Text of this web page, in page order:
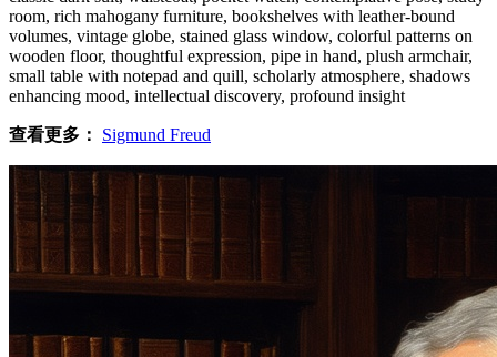
room, rich mahogany furniture, bookshelves with leather-bound
volumes, vintage globe, stained glass window, colorful patterns on
wooden floor, thoughtful expression, pipe in hand, plush armchair,
small table with notepad and quill, scholarly atmosphere, shadows
enhancing mood, intellectual discovery, profound insight
查看更多： Sigmund Freud